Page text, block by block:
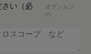
い（必
オプション
の